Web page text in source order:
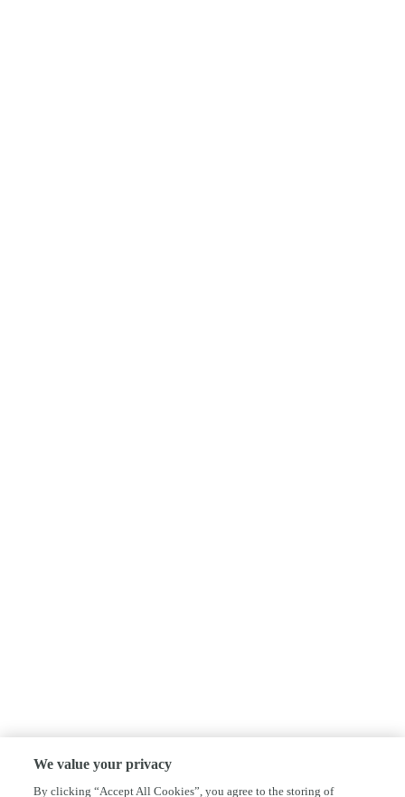
We value your privacy
By clicking “Accept All Cookies”, you agree to the storing of